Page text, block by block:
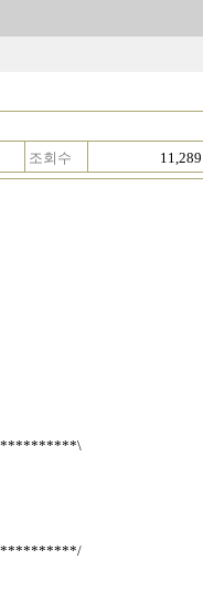
조회수 11,289